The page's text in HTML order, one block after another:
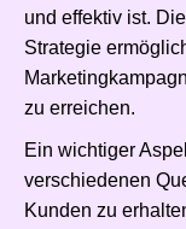
und effektiv ist.
Strategie
zu erreichen.
Ein wichtiger
verschiedenen
Kunden zu